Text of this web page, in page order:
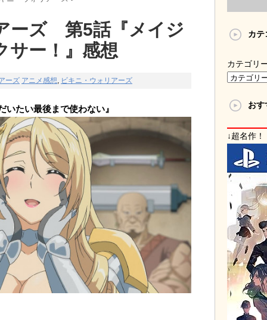
ーズ 第5話『メイジ
サー！』感想
ーズ アニメ感想, ビキニ・ウォリアーズ
たい最後まで使わない』
カテ
カテゴリ
お
↓超名作！